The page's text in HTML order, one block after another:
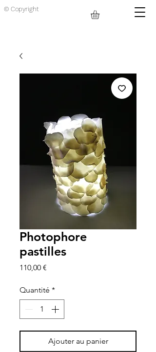
© Copyright
Photophore
pastilles
110,00 €
Quantité *
Ajouter au panier